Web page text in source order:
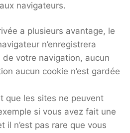
navigateurs.
a plusieurs avantage, le
n’enregistrera
votre navigation, aucun
aucun cookie n’est gardée
que les sites ne peuvent
si vous avez fait une
il n’est pas rare que vous